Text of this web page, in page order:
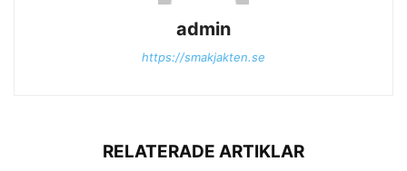
admin
https://smakjakten.se
RELATERADE ARTIKLAR